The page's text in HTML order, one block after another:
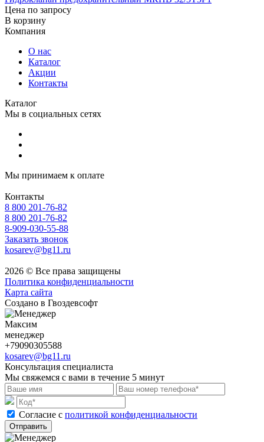
Цена по запросу
В корзину
Компания
О нас
Каталог
Акции
Контакты
Каталог
Мы в социальных сетях
Мы принимаем к оплате
Контакты
8 800 201-76-82
8 800 201-76-82
8-909-030-55-88
Заказать звонок
kosarev@bg11.ru
2026 © Все права защищены
Политика конфиденциальности
Карта сайта
Создано в Гвоздевсофт
Максим
менеджер
+79090305588
kosarev@bg11.ru
Консультация специалиста
Мы свяжемся с вами в течение 5 минут
Cогласие с политикой конфиденциальности
Отправить